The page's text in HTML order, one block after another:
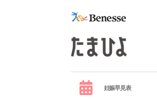
妊娠早見表